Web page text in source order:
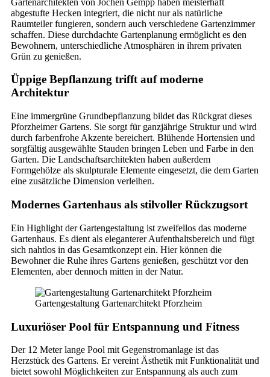
abgestufte Hecken integriert, die nicht nur als natürliche
Raumteiler fungieren, sondern auch verschiedene Gartenzimmer
schaffen. Diese durchdachte Gartenplanung ermöglicht es den
Bewohnern, unterschiedliche Atmosphären in ihrem privaten
Grün zu genießen.
Üppige Bepflanzung trifft auf moderne
Architektur
Eine immergrüne Grundbepflanzung bildet das Rückgrat dieses
Pforzheimer Gartens. Sie sorgt für ganzjährige Struktur und wird
durch farbenfrohe Akzente bereichert. Blühende Hortensien und
sorgfältig ausgewählte Stauden bringen Leben und Farbe in den
Garten. Die Landschaftsarchitekten haben außerdem
Formgehölze als skulpturale Elemente eingesetzt, die dem Garten
eine zusätzliche Dimension verleihen.
Modernes Gartenhaus als stilvoller Rückzugsort
Ein Highlight der Gartengestaltung ist zweifellos das moderne
Gartenhaus. Es dient als eleganterer Aufenthaltsbereich und fügt
sich nahtlos in das Gesamtkonzept ein. Hier können die
Bewohner die Ruhe ihres Gartens genießen, geschützt vor den
Elementen, aber dennoch mitten in der Natur.
Gartengestaltung Gartenarchitekt Pforzheim
Luxuriöser Pool für Entspannung und Fitness
Der 12 Meter lange Pool mit Gegenstromanlage ist das
Herzstück des Gartens. Er vereint Ästhetik mit Funktionalität und
bietet sowohl Möglichkeiten zur Entspannung als auch zum